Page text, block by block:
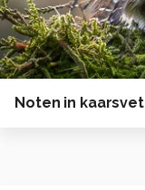
Noten in kaarsvet